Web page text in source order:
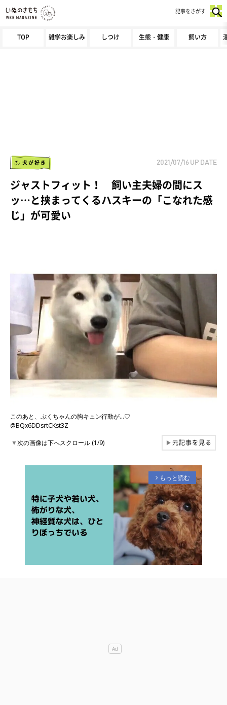
TOP 雑学お楽しみ しつけ 生態・健康 飼い方
記事をさがす
犬が好き 2021/07/16 UP DATE
ジャストフィット！ 飼い主夫婦の間にス
ッ…と挟まってくるハスキーの「こなれた感
じ」が可愛い
このあと、ぷくちゃんの胸キュン行動が…♡
@BQx6DDsrtCKst3Z
▼次の画像は下へスクロール (1/9) ▶元記事を見る
arrow_forward_ios もっと読む